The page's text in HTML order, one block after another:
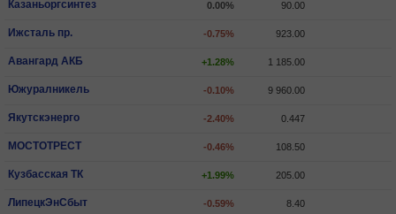
Казаньоргсинтез 0.00% 90.00
Ижсталь пр. -0.75% 923.00
Авангард АКБ +1.28% 1 185.00
Южуралникель -0.10% 9 960.00
Якутскэнерго -2.40% 0.447
МОСТОТРЕСТ -0.46% 108.50
Кузбасская ТК +1.99% 205.00
ЛипецкЭнСбыт -0.59% 8.40